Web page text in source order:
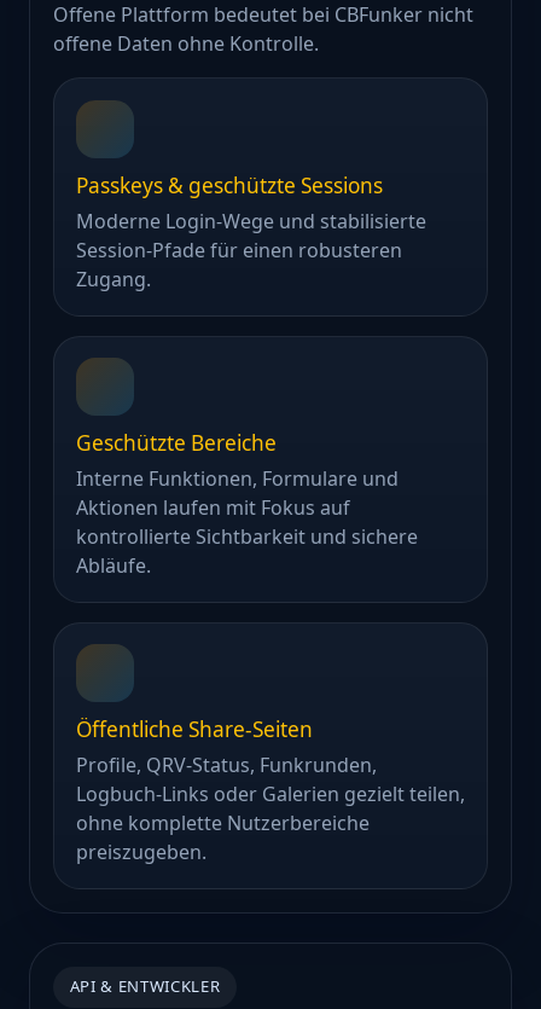
Offene Plattform bedeutet bei CBFunker nicht
offene Daten ohne Kontrolle.
Passkeys & geschützte Sessions
Moderne Login-Wege und stabilisierte
Session-Pfade für einen robusteren
Zugang.
Geschützte Bereiche
Interne Funktionen, Formulare und
Aktionen laufen mit Fokus auf
kontrollierte Sichtbarkeit und sichere
Abläufe.
Öffentliche Share-Seiten
Profile, QRV-Status, Funkrunden,
Logbuch-Links oder Galerien gezielt teilen,
ohne komplette Nutzerbereiche
preiszugeben.
API & ENTWICKLER